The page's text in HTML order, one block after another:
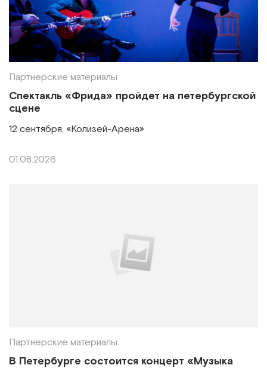
Партнерские материалы
Спектакль «Фрида» пройдет на петербургской
сцене
12 сентября, «Колизей-Арена»
01.08.2026
Партнерские материалы
В Петербурге состоится концерт «Музыка